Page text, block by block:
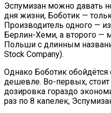
Эспумизан можно давать
дня жизни, Боботик —
Производитель одного —
Берлин-Хеми, а второго —
Польши с длинным
Stock Company).
Однако Боботик
дешевле. Во-первых,
дозировка гораздо
раз по 8 капелек,